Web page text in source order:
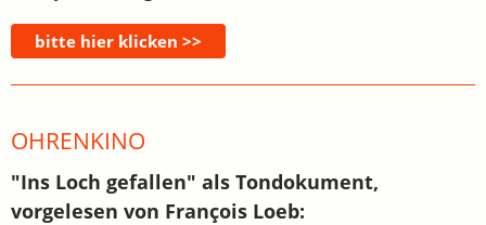
OHRENKINO
"Ins Loch gefallen" als Tondokument,
vorgelesen von François Loeb: